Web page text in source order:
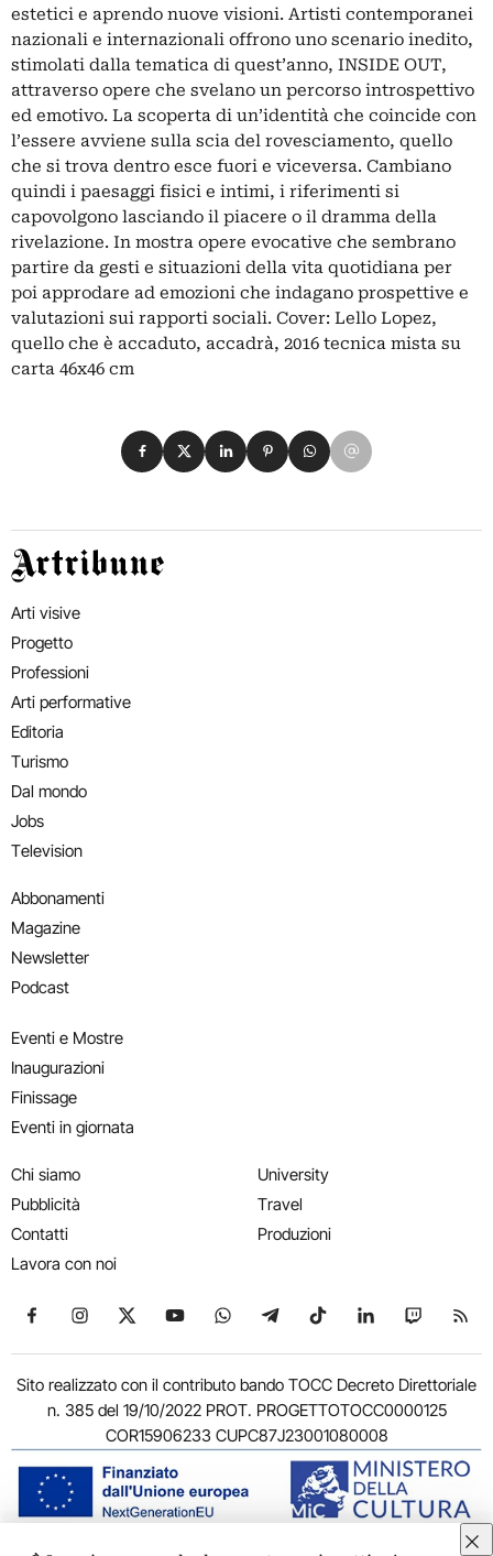
estetici e aprendo nuove visioni. Artisti contemporanei
nazionali e internazionali offrono uno scenario inedito,
stimolati dalla tematica di quest’anno, INSIDE OUT,
attraverso opere che svelano un percorso introspettivo
ed emotivo. La scoperta di un’identità che coincide con
l’essere avviene sulla scia del rovesciamento, quello
che si trova dentro esce fuori e viceversa. Cambiano
quindi i paesaggi fisici e intimi, i riferimenti si
capovolgono lasciando il piacere o il dramma della
rivelazione. In mostra opere evocative che sembrano
partire da gesti e situazioni della vita quotidiana per
poi approdare ad emozioni che indagano prospettive e
valutazioni sui rapporti sociali. Cover: Lello Lopez,
quello che è accaduto, accadrà, 2016 tecnica mista su
carta 46x46 cm
Condividi su Facebook
Condividi su X
Condividi su LinkedIn
Condividi su Pinterest
Condividi su WhatsApp
Condividi su Email
Artribune
Arti visive
Progetto
Professioni
Arti performative
Editoria
Turismo
Dal mondo
Jobs
Television
Abbonamenti
Magazine
Newsletter
Podcast
Eventi e Mostre
Inaugurazioni
Finissage
Eventi in giornata
Chi siamo
Pubblicità
Contatti
Lavora con noi
University
Travel
Produzioni
Seguici su Facebook
Seguici su Instagram
Seguici su X
Seguici su YouTube
Seguici su WhatsApp
Seguici su Telegram
Seguici su TikTok
Seguici su
Seguici
Sito realizzato con il contributo bando TOCC Decreto Direttoriale
n. 385 del 19/10/2022 PROT. PROGETTOTOCC0000125
COR15906233 CUPC87J23001080008